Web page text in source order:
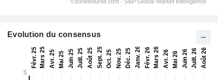
Evolution du consensus